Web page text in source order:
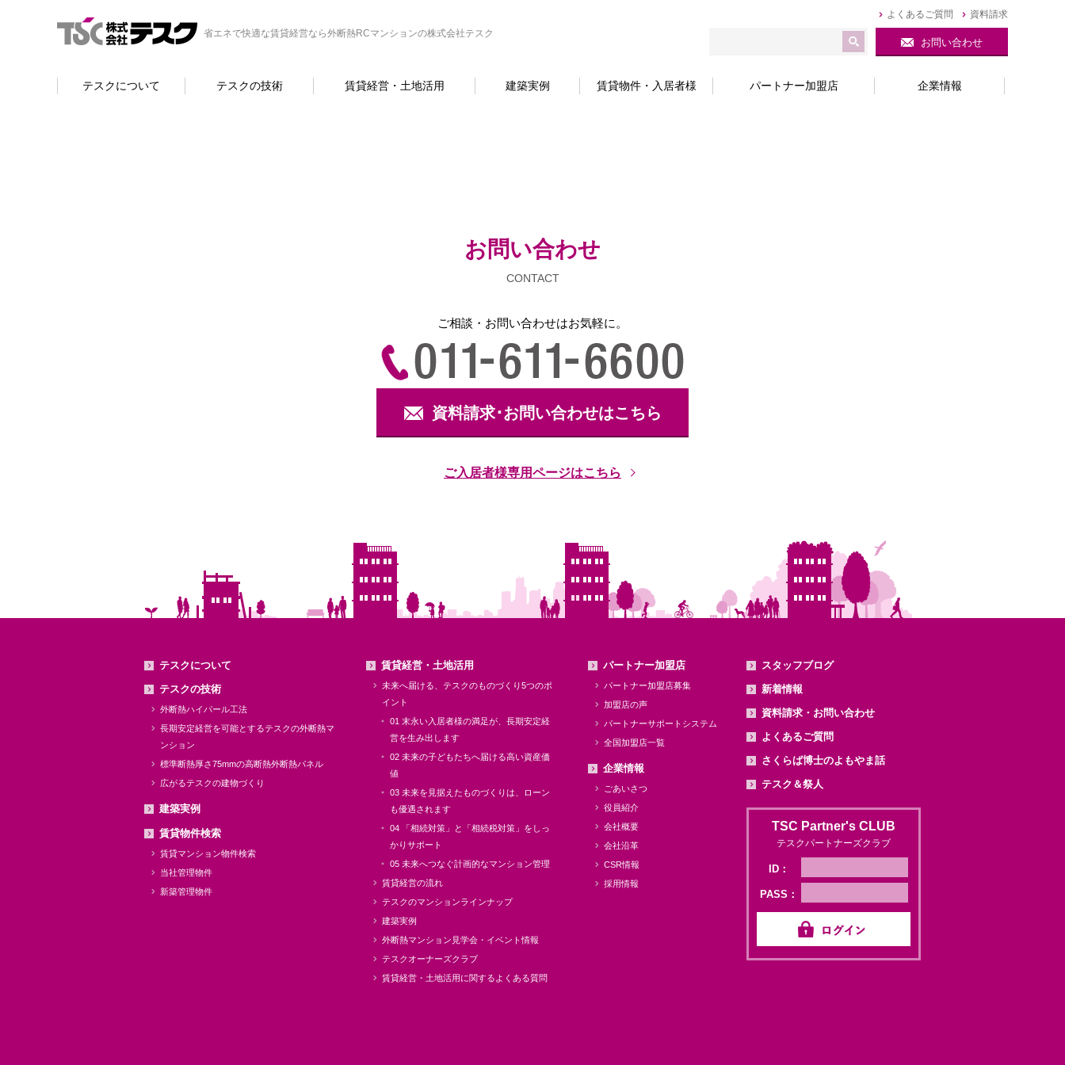
省エネで快適な賃貸経営なら外断熱RCマンションの株式会社テスク
資料請求
よくあるご質問
お問い合わせ
テスクについて テスクの技術 賃貸経営・土地活用 建築実例 賃貸物件・入居者様 パートナー加盟店 企業情報
お問い合わせ
CONTACT
ご相談・お問い合わせはお気軽に。
資料請求･お問い合わせはこちら
ご入居者様専用ページはこちら
テスクについて
テスクの技術
外断熱ハイパール工法
長期安定経営を可能とするテスクの外断熱マ
ンション
標準断熱厚さ75mmの高断熱外断熱パネル
広がるテスクの建物づくり
建築実例
賃貸物件検索
賃貸マンション物件検索
当社管理物件
新築管理物件
賃貸経営・土地活用
未来へ届ける、テスクのものづくり5つのポ
イント
01 末永い入居者様の満足が、長期安定経
営を生み出します
02 未来の子どもたちへ届ける高い資産価
値
03 未来を見据えたものづくりは、ローン
も優遇されます
04 「相続対策」と「相続税対策」をしっ
かりサポート
05 未来へつなぐ計画的なマンション管理
賃貸経営の流れ
テスクのマンションラインナップ
建築実例
外断熱マンション見学会・イベント情報
テスクオーナーズクラブ
賃貸経営・土地活用に関するよくある質問
パートナー加盟店
パートナー加盟店募集
加盟店の声
パートナーサポートシステム
全国加盟店一覧
企業情報
ごあいさつ
役員紹介
会社概要
会社沿革
CSR情報
採用情報
スタッフブログ
新着情報
資料請求・お問い合わせ
よくあるご質問
さくらば博士のよもやま話
テスク＆祭人
TSC Partner's CLUB
テスクパートナーズクラブ
ID：
PASS：